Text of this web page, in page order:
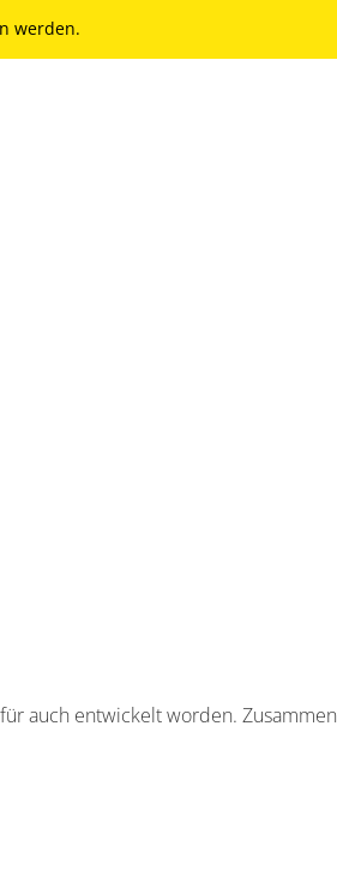
werden.
auch entwickelt worden.